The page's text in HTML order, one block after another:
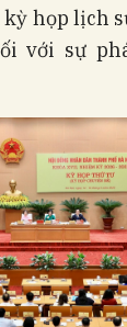
họp lịch
với sự